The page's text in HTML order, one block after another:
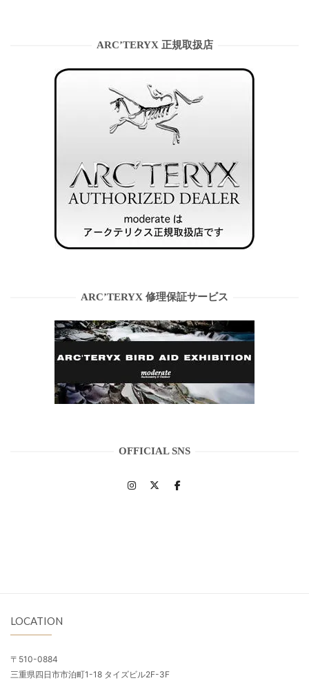
ARC’TERYX 正規取扱店
ARC’TERYX 修理保証サービス
OFFICIAL SNS
LOCATION
〒510-0884
三重県四日市市泊町1-18 タイズビル2F-3F